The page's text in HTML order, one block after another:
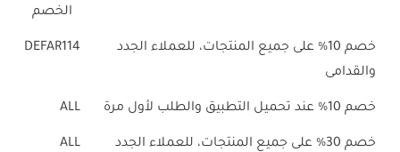
الخصم
خصم 10% على جميع المنتجات، للعملاء الجدد
والقدامى
DEFAR114
خصم 10% عند تحميل التطبيق والطلب لأول مرة ALL
خصم 30% على جميع المنتجات، للعملاء الجدد ALL